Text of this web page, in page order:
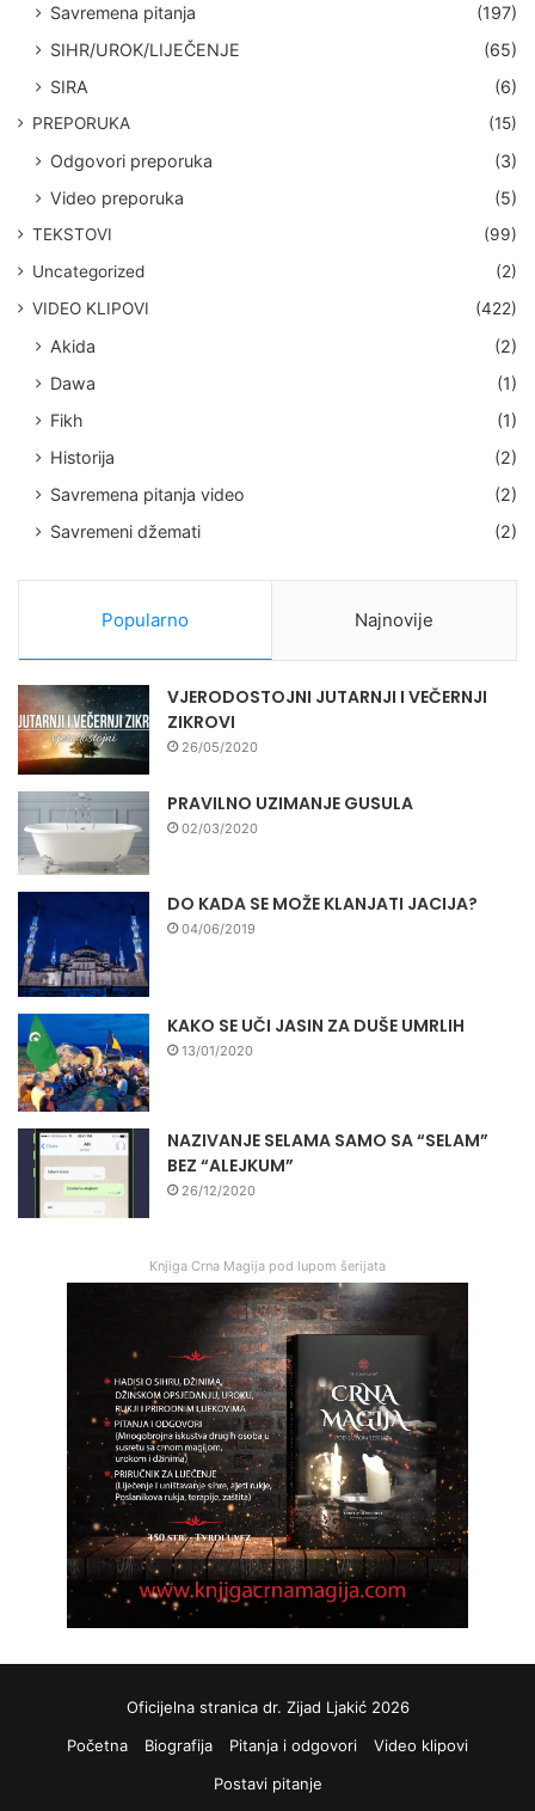
Savremena pitanja
(197)
SIHR/UROK/LIJEČENJE
(65)
SIRA
(6)
PREPORUKA (15)
Odgovori preporuka
(3)
Video preporuka
(5)
TEKSTOVI
(99)
Uncategorized
(2)
VIDEO KLIPOVI
(422)
Akida
(2)
Dawa
(1)
Fikh
(1)
Historija
(2)
Savremena pitanja video
(2)
Savremeni džemati
(2)
Popularno Najnovije
VJERODOSTOJNI JUTARNJI I VEČERNJI
ZIKROVI
26/05/2020
PRAVILNO UZIMANJE GUSULA
02/03/2020
DO KADA SE MOŽE KLANJATI JACIJA?
04/06/2019
KAKO SE UČI JASIN ZA DUŠE UMRLIH
13/01/2020
NAZIVANJE SELAMA SAMO SA “SELAM”
BEZ “ALEJKUM”
26/12/2020
Knjiga Crna Magija pod lupom šerijata
Oficijelna stranica dr. Zijad Ljakić 2026
Početna
Biografija Pitanja i odgovori
Video klipovi
Postavi pitanje